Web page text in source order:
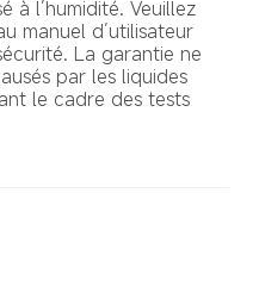
à l’humidité. Veuillez
manuel d’utilisateur
La garantie ne
par les liquides
le cadre des tests